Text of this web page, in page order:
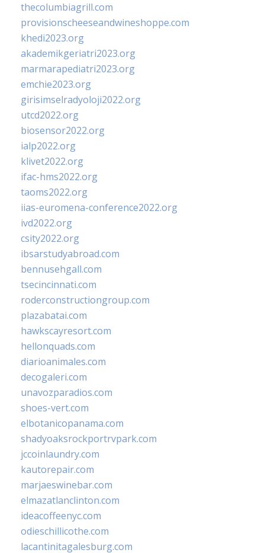
thecolumbiagrill.com
provisionscheeseandwineshoppe.com
khedi2023.org
akademikgeriatri2023.org
marmarapediatri2023.org
emchie2023.org
girisimselradyoloji2022.org
utcd2022.org
biosensor2022.org
ialp2022.org
klivet2022.org
ifac-hms2022.org
taoms2022.org
iias-euromena-conference2022.org
ivd2022.org
csity2022.org
ibsarstudyabroad.com
bennusehgall.com
tsecincinnati.com
roderconstructiongroup.com
plazabatai.com
hawkscayresort.com
hellonquads.com
diarioanimales.com
decogaleri.com
unavozparadios.com
shoes-vert.com
elbotanicopanama.com
shadyoaksrockportrvpark.com
jccoinlaundry.com
kautorepair.com
marjaeswinebar.com
elmazatlanclinton.com
ideacoffeenyc.com
odieschillicothe.com
lacantinitagalesburg.com